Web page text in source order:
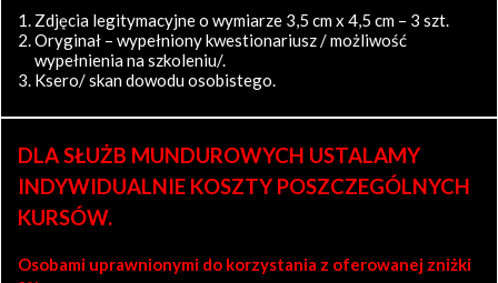
Zdjęcia legitymacyjne o wymiarze 3,5 cm x 4,5 cm – 3 szt.
Oryginał – wypełniony kwestionariusz / możliwość
wypełnienia na szkoleniu/.
Ksero/ skan dowodu osobistego.
DLA SŁUŻB MUNDUROWYCH USTALAMY
INDYWIDUALNIE KOSZTY POSZCZEGÓLNYCH
KURSÓW.
Osobami uprawnionymi do korzystania z oferowanej zniżki